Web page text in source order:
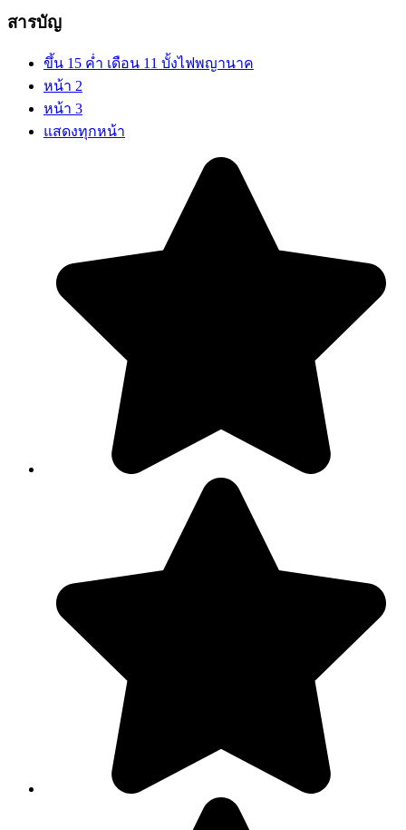
สารบัญ
ขึ้น 15 ค่ำ เดือน 11 บั้งไฟพญานาค
หน้า 2
หน้า 3
แสดงทุกหน้า